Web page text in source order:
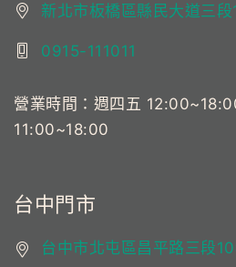
新北市板橋區縣民大道三
0915-111011
營業時間：週四五
11:00~18:00
台中門市
台中市北屯區昌平路三段